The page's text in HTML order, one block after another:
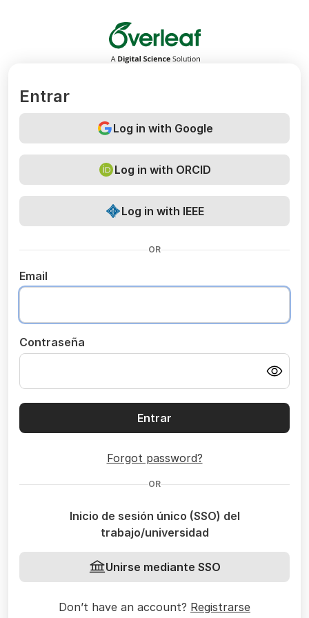
Overleaf
Entrar
Log in with Google
Log in with ORCID
Log in with IEEE
OR
Email
Contraseña
Entrar
Forgot password?
OR
Inicio de sesión único (SSO) del
trabajo/universidad
Unirse mediante SSO
Don’t have an account? Registrarse